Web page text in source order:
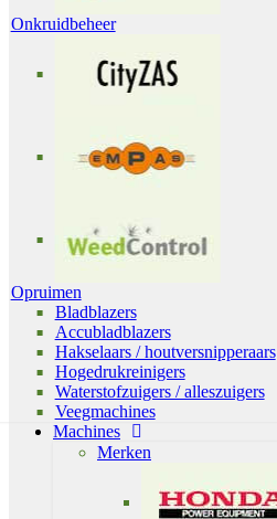
Onkruidbeheer
Opruimen
Bladblazers
Accubladblazers
Hakselaars / houtversnipperaars
Hogedrukreinigers
Waterstofzuigers / alleszuigers
Veegmachines
Machines
Merken